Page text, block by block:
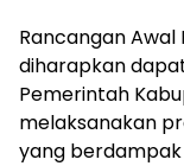
Rancangan Awal
diharapkan
Pemerintah
melaksanakan
yang